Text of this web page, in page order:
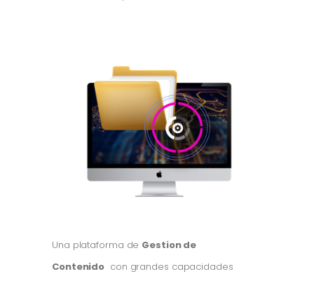
Una plataforma de Gestion de
Contenido con grandes capacidades